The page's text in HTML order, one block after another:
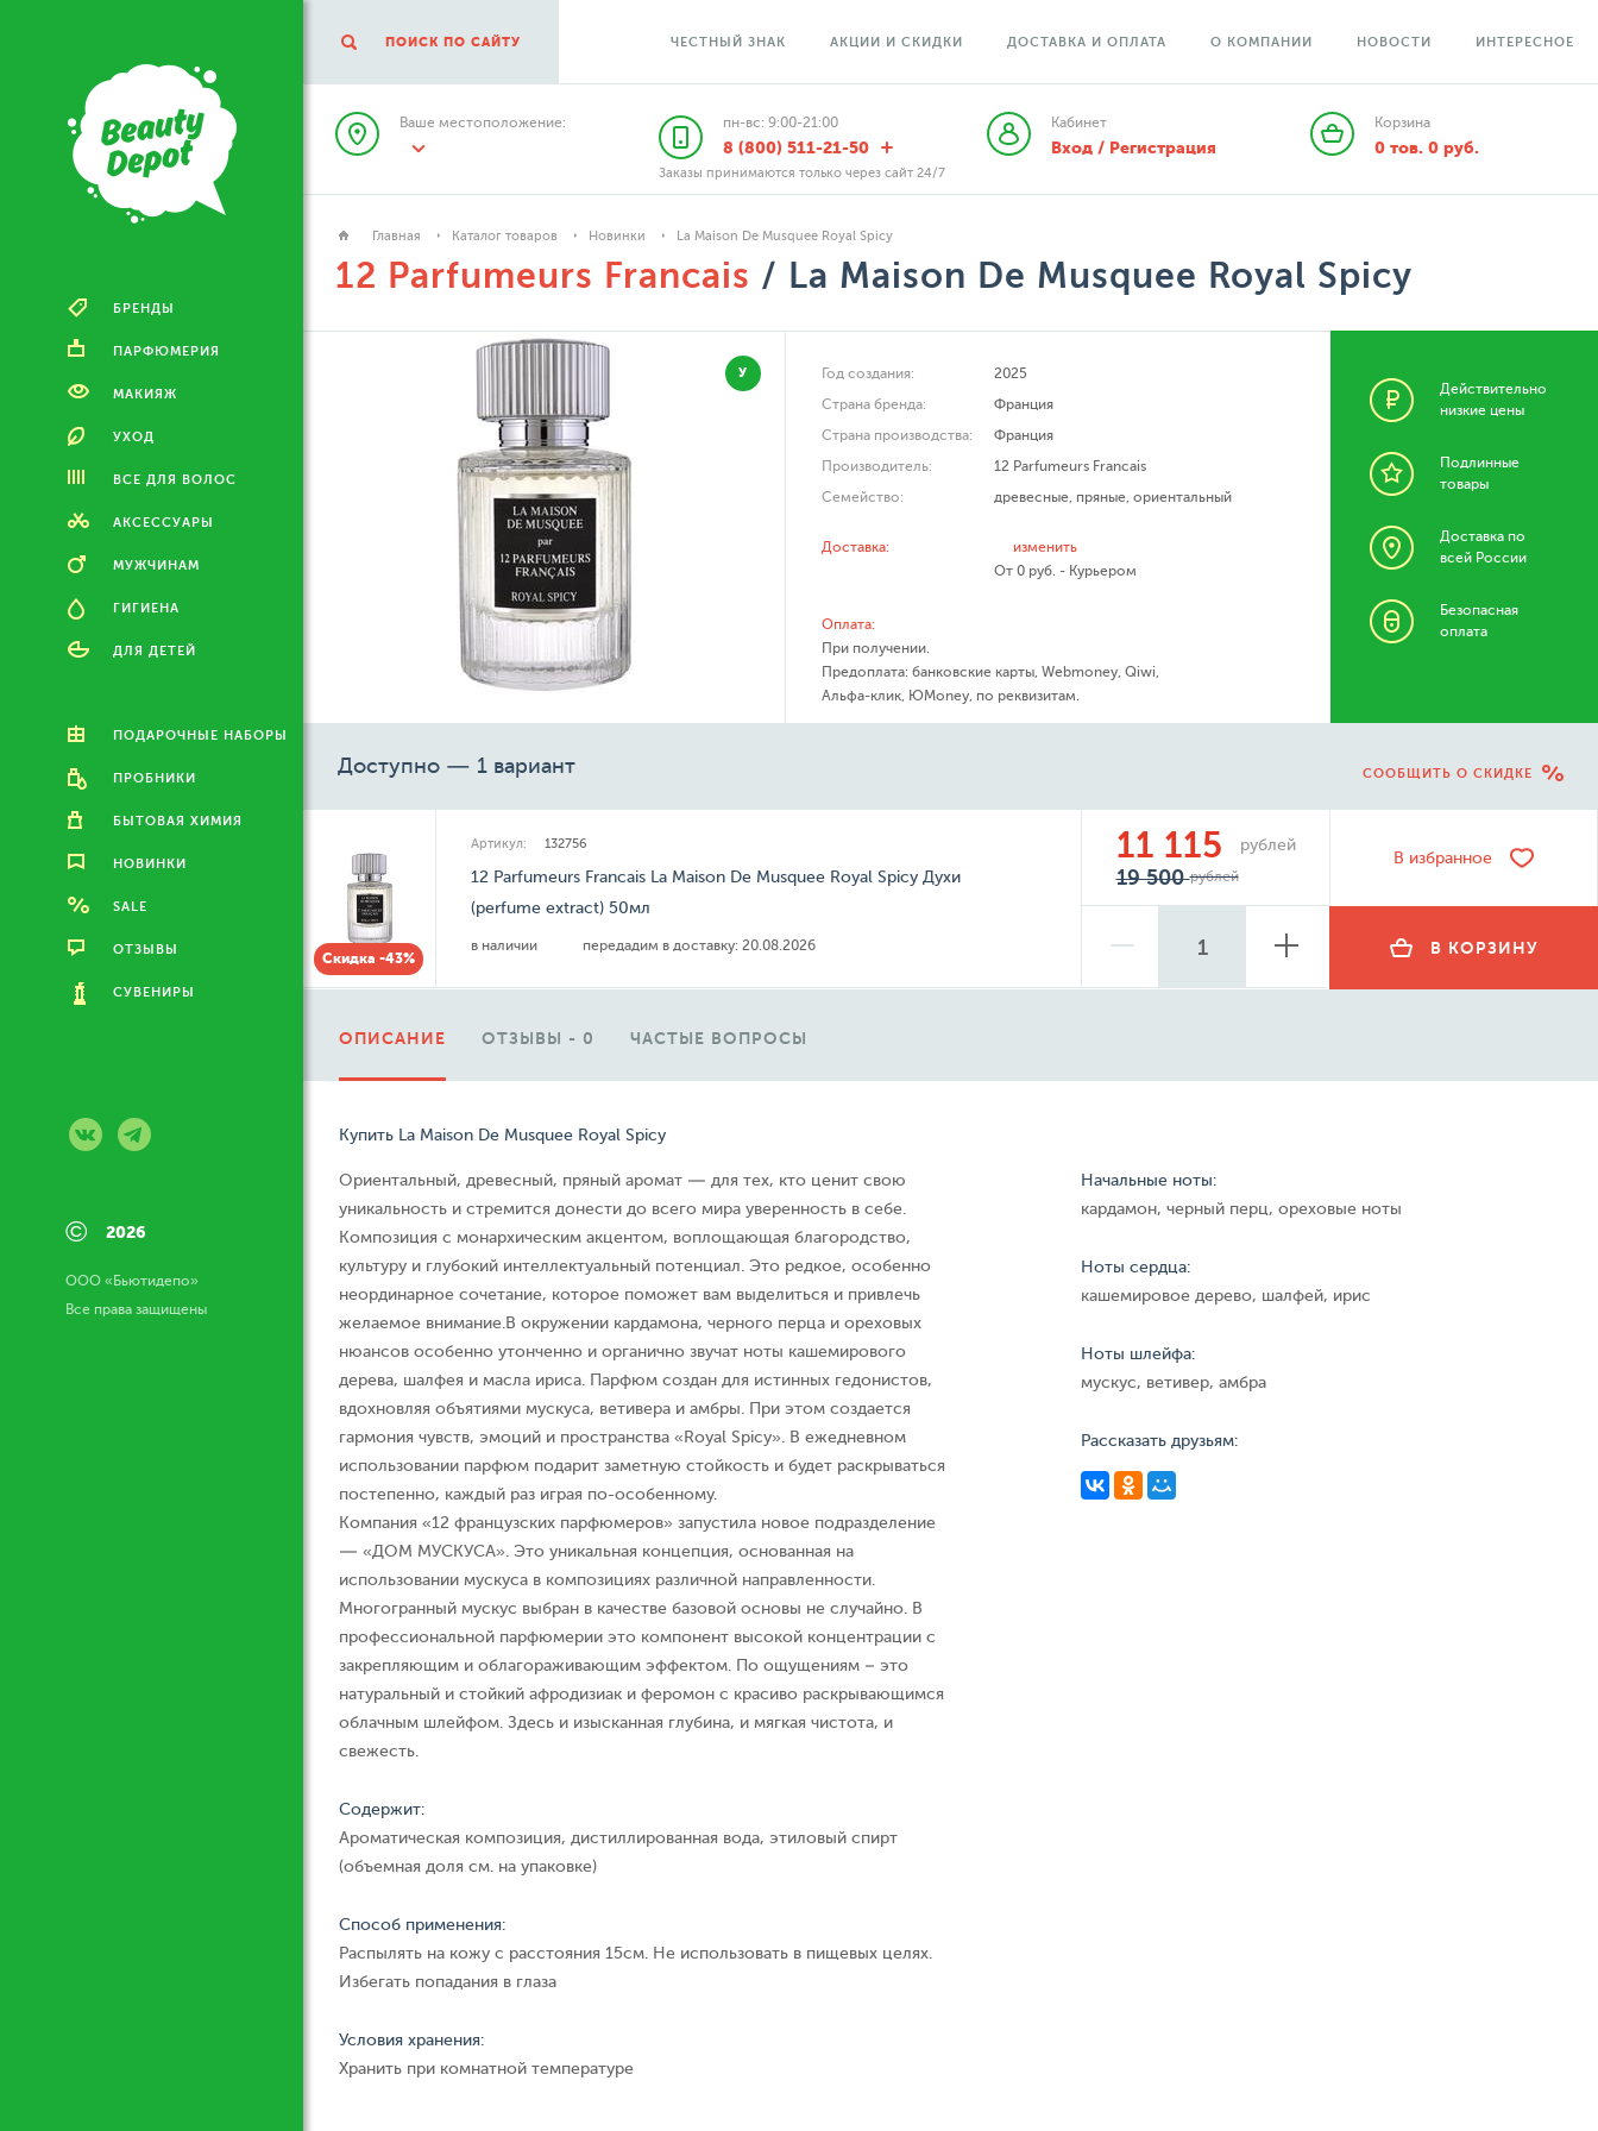
БРЕНДЫ
ПАРФЮМЕРИЯ
МАКИЯЖ
УХОД
ВСЕ ДЛЯ ВОЛОС
АКСЕССУАРЫ
МУЖЧИНАМ
ГИГИЕНА
ДЛЯ ДЕТЕЙ
ПОДАРОЧНЫЕ НАБОРЫ
ПРОБНИКИ
БЫТОВАЯ ХИМИЯ
НОВИНКИ
SALE
ОТЗЫВЫ
СУВЕНИРЫ
© 2026
ООО «Бьютидепо»
Все права защищены
ПОИСК ПО САЙТУ ЧЕСТНЫЙ ЗНАК АКЦИИ И СКИДКИ ДОСТАВКА И ОПЛАТА О КОМПАНИИ НОВОСТИ ИНТЕРЕСНОЕ
Ваше местоположение: пн-вс: 9:00-21:00
8 (800) 511-21-50
Заказы принимаются только через сайт 24/7
Кабинет
Вход / Регистрация
Корзина
0 тов. 0руб.
Главная Каталог товаров Новинки La Maison De Musquee Royal Spicy
12 Parfumeurs Francais / La Maison De Musquee Royal Spicy
У Год создания:
2025
Страна бренда:
Франция
Страна производства:
Франция
Производитель:
12 Parfumeurs Francais
Семейство:
древесные, пряные, ориентальный
Доставка:
изменить
От 0 руб. - Курьером
Оплата:
При получении.
Предоплата: банковские карты, Webmoney, Qiwi,
Альфа-клик, ЮMoney, по реквизитам.
Действительно
низкие цены
Подлинные
товары
Доставка по
всей России
Безопасная
оплата
Доступно — 1 вариант СООБЩИТЬ О СКИДКЕ
Скидка -43%
Артикул: 132756
12 Parfumeurs Francais La Maison De Musquee Royal Spicy Духи
(perfume extract) 50мл
в наличии передадим в доставку: 20.08.2026
11 115 рублей
19 500рублей
В избранное
В КОРЗИНУ
ОПИСАНИЕ ОТЗЫВЫ - 0 ЧАСТЫЕ ВОПРОСЫ
Купить La Maison De Musquee Royal Spicy
Ориентальный, древесный, пряный аромат — для тех, кто ценит свою
уникальность и стремится донести до всего мира уверенность в себе.
Композиция с монархическим акцентом, воплощающая благородство,
культуру и глубокий интеллектуальный потенциал. Это редкое, особенно
неординарное сочетание, которое поможет вам выделиться и привлечь
желаемое внимание.В окружении кардамона, черного перца и ореховых
нюансов особенно утонченно и органично звучат ноты кашемирового
дерева, шалфея и масла ириса. Парфюм создан для истинных гедонистов,
вдохновляя объятиями мускуса, ветивера и амбры. При этом создается
гармония чувств, эмоций и пространства «Royal Spicy». В ежедневном
использовании парфюм подарит заметную стойкость и будет раскрываться
постепенно, каждый раз играя по-особенному.
Компания «12 французских парфюмеров» запустила новое подразделение
— «ДОМ МУСКУСА». Это уникальная концепция, основанная на
использовании мускуса в композициях различной направленности.
Многогранный мускус выбран в качестве базовой основы не случайно. В
профессиональной парфюмерии это компонент высокой концентрации с
закрепляющим и облагораживающим эффектом. По ощущениям – это
натуральный и стойкий афродизиак и феромон с красиво раскрывающимся
облачным шлейфом. Здесь и изысканная глубина, и мягкая чистота, и
свежесть.
Содержит:
Ароматическая композиция, дистиллированная вода, этиловый спирт
(объемная доля см. на упаковке)
Способ применения:
Распылять на кожу с расстояния 15см. Не использовать в пищевых целях.
Избегать попадания в глаза
Условия хранения:
Хранить при комнатной температуре
Начальные ноты:
кардамон, черный перц, ореховые ноты
Ноты сердца:
кашемировое дерево, шалфей, ирис
Ноты шлейфа:
мускус, ветивер, амбра
Рассказать друзьям: